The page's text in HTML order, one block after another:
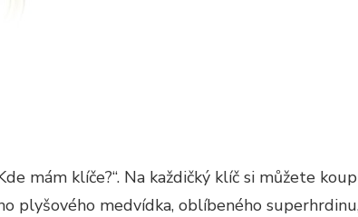
mám klíče?“. Na každičký klíč si můžete
plyšového medvídka, oblíbeného